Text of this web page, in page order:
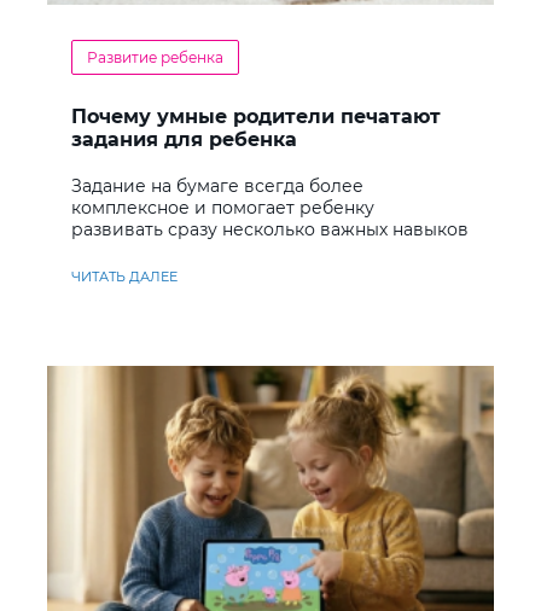
Развитие ребенка
Почему умные родители печатают
задания для ребенка
Задание на бумаге всегда более
комплексное и помогает ребенку
развивать сразу несколько важных навыков
ЧИТАТЬ ДАЛЕЕ